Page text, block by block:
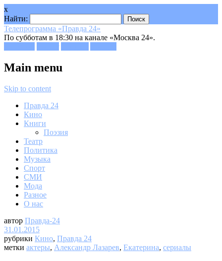
x
Найти:
Телепрограмма «Правда 24»
По субботам в 18:30 на канале «Москва 24».
Main menu
Skip to content
Правда 24
Кино
Книги
Поэзия
Театр
Политика
Музыка
Спорт
СМИ
Мода
Разное
О нас
автор Правда-24
31.01.2015
рубрики Кино, Правда 24
метки актеры, Александр Лазарев, Екатерина, сериалы